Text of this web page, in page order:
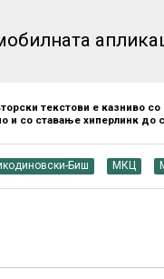
текстови е казниво
и со ставање хиперлинк до
Биш МКЦ